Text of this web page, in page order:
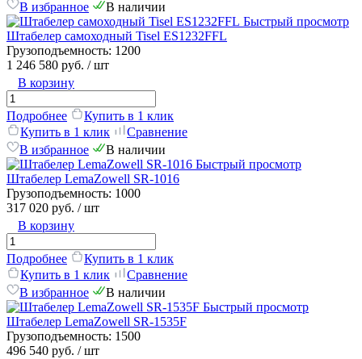
В избранное
В наличии
Быстрый просмотр
Штабелер самоходный Tisel ES1232FFL
Грузоподъемность: 1200
1 246 580 руб. / шт
В корзину
Подробнее
Купить в 1 клик
Купить в 1 клик
Сравнение
В избранное
В наличии
Быстрый просмотр
Штабелер LemaZowell SR-1016
Грузоподъемность: 1000
317 020 руб. / шт
В корзину
Подробнее
Купить в 1 клик
Купить в 1 клик
Сравнение
В избранное
В наличии
Быстрый просмотр
Штабелер LemaZowell SR-1535F
Грузоподъемность: 1500
496 540 руб. / шт